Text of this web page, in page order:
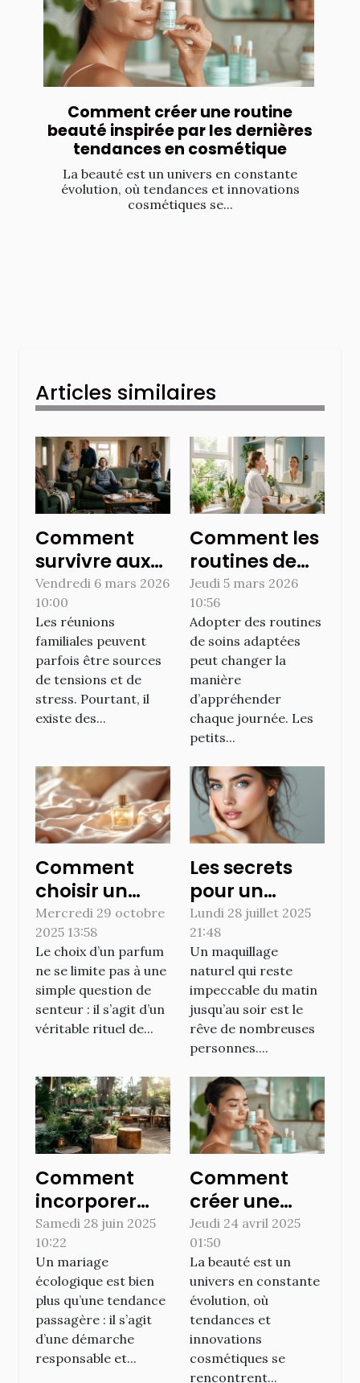
Comment créer une routine
beauté inspirée par les dernières
tendances en cosmétique
La beauté est un univers en constante
évolution, où tendances et innovations
cosmétiques se...
Articles similaires
Comment
survivre aux
réunions
familiales
sans stress ?
Vendredi 6 mars 2026
10:00
Les réunions
familiales peuvent
parfois être sources
de tensions et de
stress. Pourtant, il
existe des...
Comment les
routines de
soins peuvent
transformer
votre
quotidien ?
Jeudi 5 mars 2026
10:56
Adopter des routines
de soins adaptées
peut changer la
manière
d’appréhender
chaque journée. Les
petits...
Comment
choisir un
parfum qui
booste la
confiance en
soi ?
Mercredi 29 octobre
2025 13:58
Le choix d’un parfum
ne se limite pas à une
simple question de
senteur : il s’agit d’un
véritable rituel de...
Les secrets
pour un
maquillage
naturel qui
tient toute la
journée
Lundi 28 juillet 2025
21:48
Un maquillage
naturel qui reste
impeccable du matin
jusqu’au soir est le
rêve de nombreuses
personnes....
Comment
incorporer
des éléments
écologiques
dans votre
déco de
mariage ?
Samedi 28 juin 2025
10:22
Un mariage
écologique est bien
plus qu’une tendance
passagère : il s’agit
d’une démarche
responsable et...
Comment
créer une
routine
beauté
inspirée par
les dernières
tendances en
cosmétique
Jeudi 24 avril 2025
01:50
La beauté est un
univers en constante
évolution, où
tendances et
innovations
cosmétiques se
rencontrent...